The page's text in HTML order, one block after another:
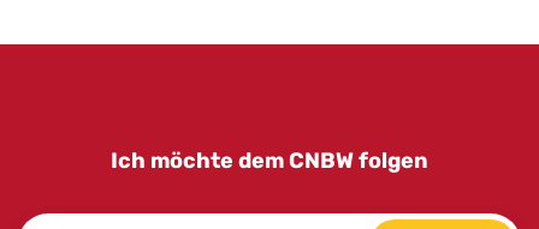
Ich möchte dem CNBW folgen